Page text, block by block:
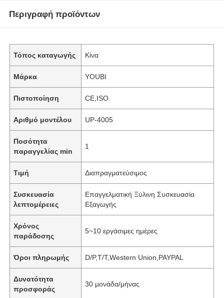
Περιγραφή προϊόντων
Τόπος καταγωγής Κίνα
Μάρκα YOUBI
Πιστοποίηση CE,ISO
Αριθμό μοντέλου UP-4005
Ποσότητα
παραγγελίας min
1
Τιμή Διαπραγματεύσιμος
Συσκευασία
λεπτομέρειες
Επαγγελματική Ξύλινη Συσκευασία
Εξαγωγής
Χρόνος
παράδοσης
5~10 εργάσιμες ημέρες
Όροι πληρωμής D/P,T/T,Western Union,PAYPAL
Δυνατότητα
προσφοράς
30 μονάδα/μήνας